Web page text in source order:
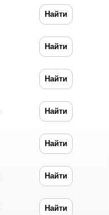
Найти
Найти
Найти
Найти
Найти
Найти
Найти